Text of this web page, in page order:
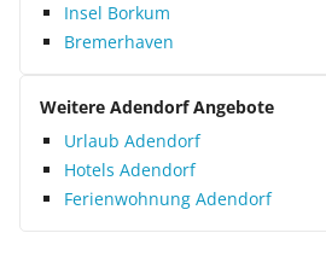
Insel Borkum
Bremerhaven
Weitere Adendorf Angebote
Urlaub Adendorf
Hotels Adendorf
Ferienwohnung Adendorf